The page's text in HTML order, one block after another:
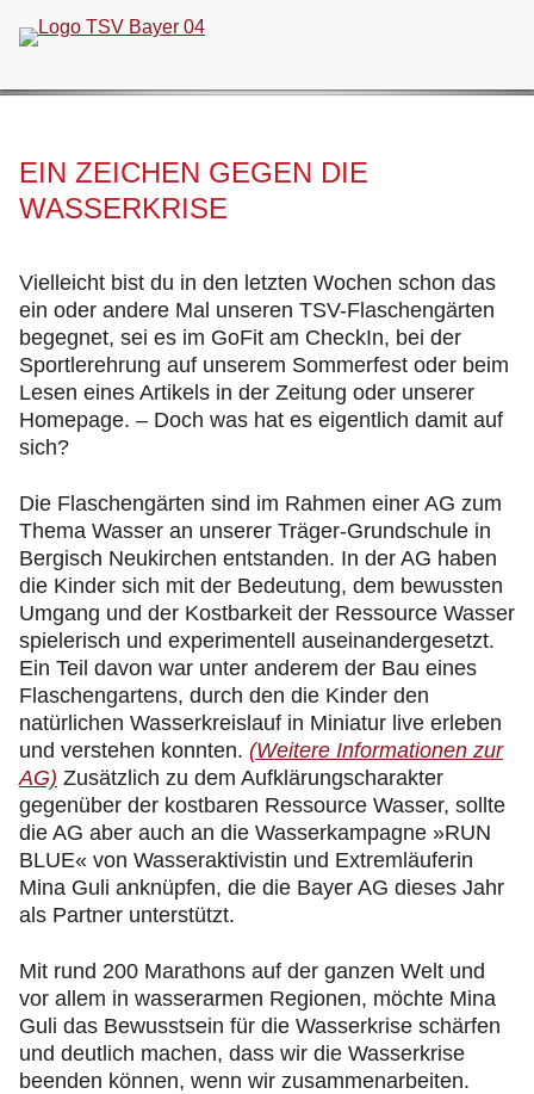
überspringen
EIN ZEICHEN GEGEN DIE
WASSERKRISE
Vielleicht bist du in den letzten Wochen schon das
ein oder andere Mal unseren TSV-Flaschengärten
begegnet, sei es im GoFit am CheckIn, bei der
Sportlerehrung auf unserem Sommerfest oder beim
Lesen eines Artikels in der Zeitung oder unserer
Homepage. – Doch was hat es eigentlich damit auf
sich?
Die Flaschengärten sind im Rahmen einer AG zum
Thema Wasser an unserer Träger-Grundschule in
Bergisch Neukirchen entstanden. In der AG haben
die Kinder sich mit der Bedeutung, dem bewussten
Umgang und der Kostbarkeit der Ressource Wasser
spielerisch und experimentell auseinandergesetzt.
Ein Teil davon war unter anderem der Bau eines
Flaschengartens, durch den die Kinder den
natürlichen Wasserkreislauf in Miniatur live erleben
und verstehen konnten. (Weitere Informationen zur
AG) Zusätzlich zu dem Aufklärungscharakter
gegenüber der kostbaren Ressource Wasser, sollte
die AG aber auch an die Wasserkampagne »RUN
BLUE« von Wasseraktivistin und Extremläuferin
Mina Guli anknüpfen, die die Bayer AG dieses Jahr
als Partner unterstützt.
Mit rund 200 Marathons auf der ganzen Welt und
vor allem in wasserarmen Regionen, möchte Mina
Guli das Bewusstsein für die Wasserkrise schärfen
und deutlich machen, dass wir die Wasserkrise
beenden können, wenn wir zusammenarbeiten.